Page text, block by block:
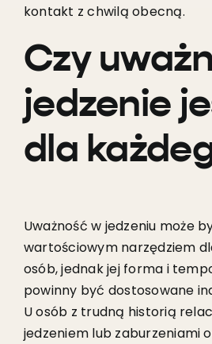
kontakt z chwilą obecną.
Czy
jedzenie
dla
Uważność w jedzeniu może
wartościowym narzędziem
osób, jednak jej forma i
powinny być dostosowane
U osób z trudną historią
jedzeniem lub zaburzeniami